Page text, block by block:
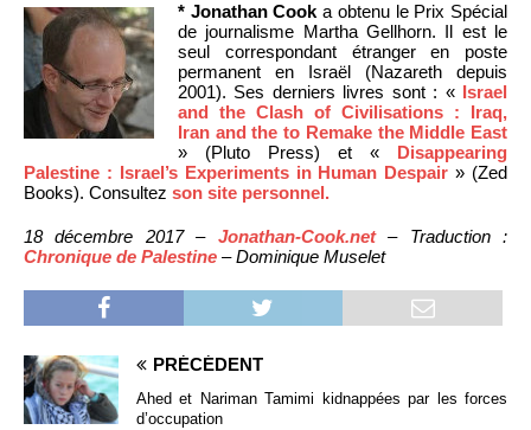
* Jonathan Cook a obtenu le Prix Spécial
de journalisme Martha Gellhorn. Il est le
seul correspondant étranger en poste
permanent en Israël (Nazareth depuis
2001). Ses derniers livres sont : « Israel
and the Clash of Civilisations : Iraq,
Iran and the to Remake the Middle East
» (Pluto Press) et « Disappearing
Palestine : Israel’s Experiments in Human Despair » (Zed
Books). Consultez son site personnel.
18 décembre 2017 – Jonathan-Cook.net– Traduction :
Chronique de Palestine – Dominique Muselet
PRÉCÉDENT
Ahed et Nariman Tamimi kidnappées par les forces
d’occupation